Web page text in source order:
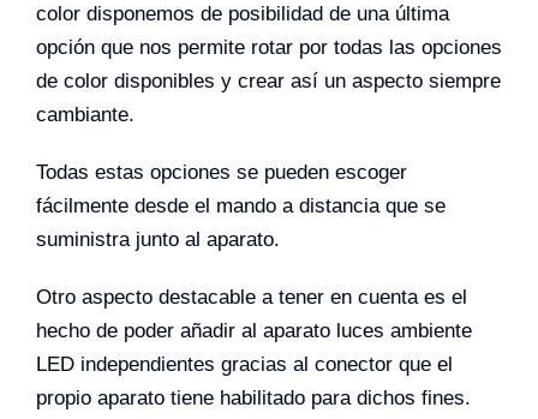
color disponemos de posibilidad de una última
opción que nos permite rotar por todas las opciones
de color disponibles y crear así un aspecto siempre
cambiante.
Todas estas opciones se pueden escoger
fácilmente desde el mando a distancia que se
suministra junto al aparato.
Otro aspecto destacable a tener en cuenta es el
hecho de poder añadir al aparato luces ambiente
LED independientes gracias al conector que el
propio aparato tiene habilitado para dichos fines.